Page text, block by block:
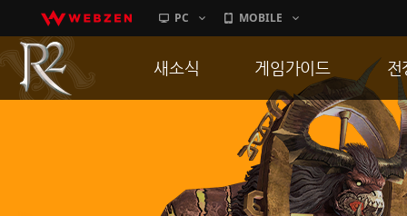
PC MOBILE
새소식
이벤트
게임가이드
게임 특징
서버가이드
신병훈련소
전
통
공